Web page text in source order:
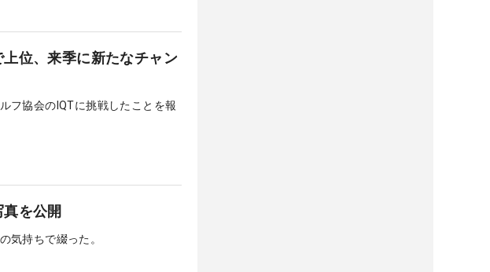
位、来季に新たなチャン
フ協会のIQTに挑戦したことを報
を公開
気持ちで綴った。